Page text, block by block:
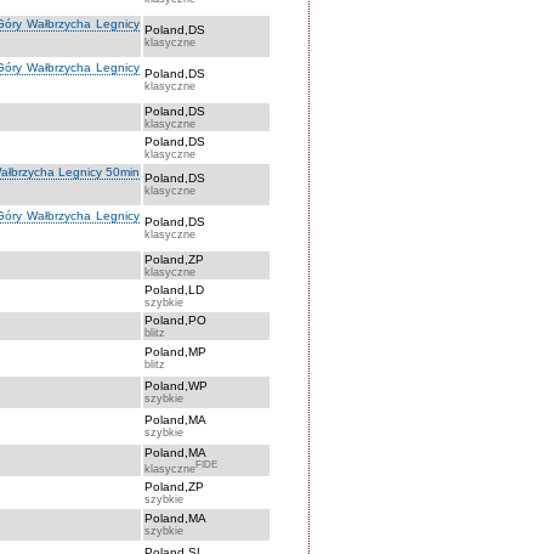
Wałbrzycha Legnicy Poland,DS
klasyczne
Wałbrzycha Legnicy Poland,DS
klasyczne
Poland,DS
klasyczne
Poland,DS
klasyczne
Legnicy 50min Poland,DS
klasyczne
Wałbrzycha Legnicy Poland,DS
klasyczne
Poland,ZP
klasyczne
Poland,LD
szybkie
Poland,PO
blitz
Poland,MP
blitz
Poland,WP
szybkie
Poland,MA
szybkie
Poland,MA
klasyczneFIDE
Poland,ZP
szybkie
Poland,MA
szybkie